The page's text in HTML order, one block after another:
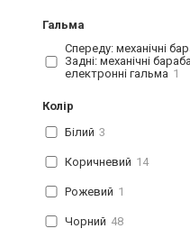
Гальма
Спереду: механічні
Задні: механічні
електронні гальма 1
Колір
Білий 3
Коричневий 14
Рожевий 1
Чорний 48